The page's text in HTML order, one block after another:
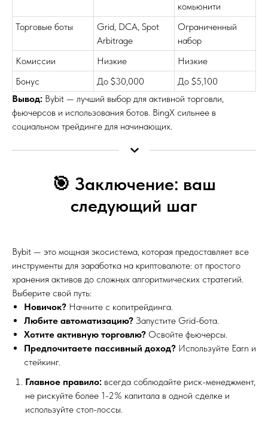
комьюнити
Торговые боты
Grid, DCA, Spot
Arbitrage
Ограниченный
набор
Комиссии
Низкие
Низкие
Бонус
До $30,000
До $5,100
Вывод: Bybit — лучший выбор для активной торговли,
фьючерсов и использования ботов. BingX сильнее в
социальном трейдинге для начинающих.
🎯 Заключение: ваш
следующий шаг
Bybit — это мощная экосистема, которая предоставляет все
инструменты для заработка на криптовалюте: от простого
хранения активов до сложных алгоритмических стратегий.
Выберите свой путь:
Новичок? Начните с копитрейдинга.
Любите автоматизацию? Запустите Grid-бота.
Хотите активную торговлю? Освойте фьючерсы.
Предпочитаете пассивный доход? Используйте Earn и
стейкинг.
Главное правило: всегда соблюдайте риск-менеджмент,
не рискуйте более 1-2% капитала в одной сделке и
используйте стоп-лоссы.